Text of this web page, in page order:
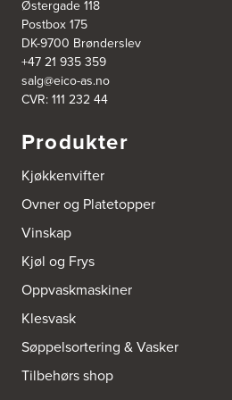
Bjerkreim Trelast AS
Nesjane 7, Vikeså
4389 Vikeså
Tel.:51-454050
http://www.drommekjokken.no
Bjerks Trevarefabrikk AS
4325 Sandnes
Bjørnådal AS
Nordahl Griegsgt 8
8624 Mo I Rana
Tel.:+47 751 53 000
Sentrumsvn. 4
8920 Sømna
Tel.:75-009700
Østergade 118
Postbox 175
DK-9700 Brønderslev
+47 21 935 359
salg@eico-as.no
CVR: 111 232 44
Produkter
Kjøkkenvifter
Ovner og Platetopper
Vinskap
Kjøl og Frys
Oppvaskmaskiner
Klesvask
Søppelsortering & Vasker
Tilbehørs shop